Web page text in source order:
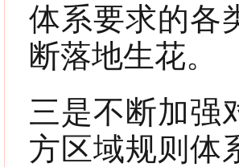
体系要求的各
断落地生花。
三是不断加强
方区域规则体